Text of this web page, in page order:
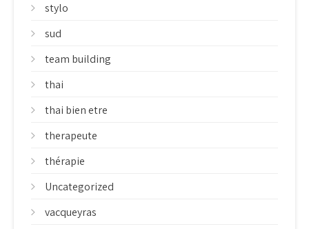
stylo
sud
team building
thai
thai bien etre
therapeute
thérapie
Uncategorized
vacqueyras